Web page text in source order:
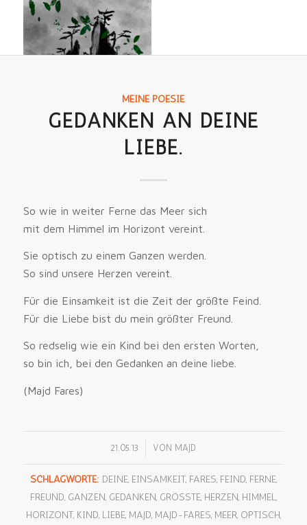
MEINE POESIE
GEDANKEN AN DEINE
LIEBE.
So wie in weiter Ferne das Meer sich
mit dem Himmel im Horizont vereint.
Sie optisch zu einem Ganzen werden.
So sind unsere Herzen vereint.
Für die Einsamkeit ist die Zeit der größte Feind.
Für die Liebe bist du mein größter Freund.
So redselig wie ein Kind bei den ersten Worten,
so bin ich, bei den Gedanken an deine liebe.
(Majd Fares)
21.05.13 VON MAJD
SCHLAGWORTE: DEINE EINSAMKEIT, FARES FEIND FERNE
FREUND GANZEN GEDANKEN GRÖSSTE HERZEN HIMMEL
HORIZONT, KIND LIEBE MAJD MAJD-FARES MEER OPTISCH